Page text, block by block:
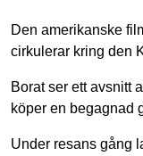
Den amerikanske
cirkulerar kring den
Borat ser ett avsnitt
köper en begagnad
Under resans gång